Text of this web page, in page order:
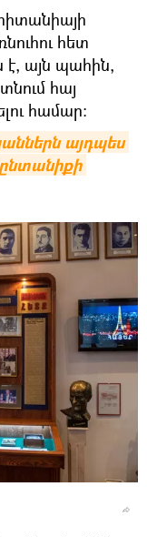
հետ
է, այն պահին,
հայ
համար։
այդպես